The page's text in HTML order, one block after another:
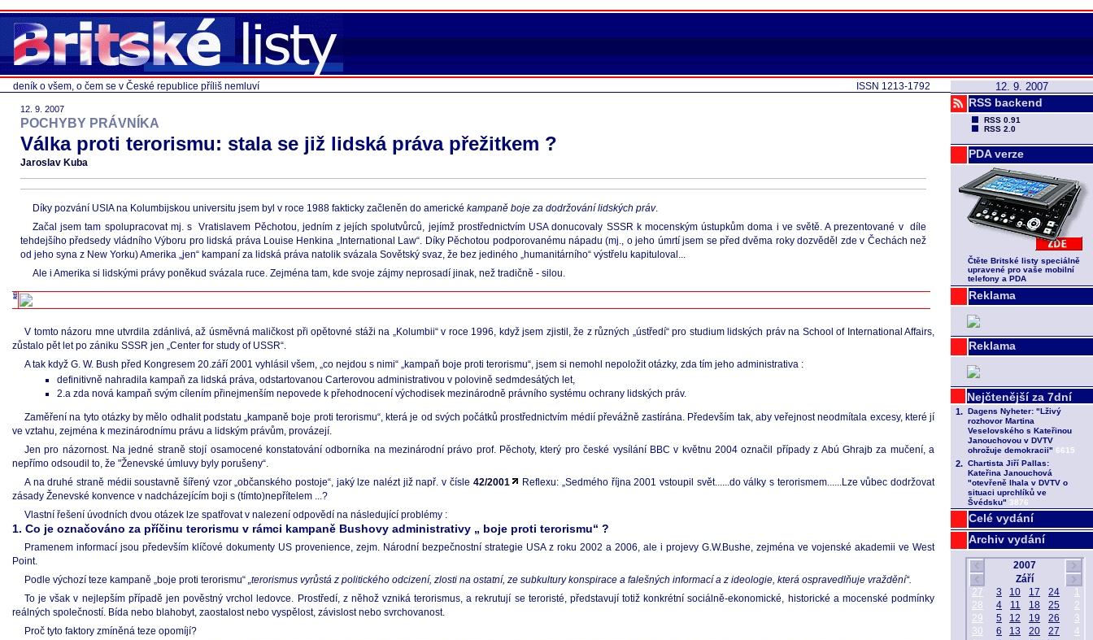
12. 9. 2007
RSS backend
RSS 0.91
RSS 2.0
PDA verze
Čtěte Britské listy speciálně
upravené pro vaše mobilní
telefony a PDA
Reklama
Reklama
Celé vydání
Archiv vydání
ISSN 1213-1792
deník o všem, o čem se v České republice příliš nemluví
12. 9. 2007
POCHYBY PRÁVNÍKA
Válka proti terorismu: stala se již lidská práva přežitkem ?
Jaroslav Kuba
Díky pozvání USIA na Kolumbijskou universitu jsem byl v roce 1988 fakticky začleněn do americké kampaně boje za dodržování lidských práv.
Začal jsem tam spolupracovat mj. s Vratislavem Pěchotou, jedním z jejích spolutvůrců, jejímž prostřednictvím USA donucovaly SSSR k mocenským ústupkům doma i ve světě. A prezentované v díle
tehdejšího předsedy vládního Výboru pro lidská práva Louise Henkina „International Law“. Díky Pěchotou podporovanému nápadu (mj., o jeho úmrtí jsem se před dvěma roky dozvěděl zde v Čechách než
od jeho syna z New Yorku) Amerika „jen“ kampaní za lidská práva natolik svázala Sovětský svaz, že bez jediného „humanitárního“ výstřelu kapituloval...
Ale i Amerika si lidskými právy poněkud svázala ruce. Zejména tam, kde svoje zájmy neprosadí jinak, než tradičně - silou.
V tomto názoru mne utvrdila zdánlivá, až úsměvná maličkost při opětovné stáži na „Kolumbii“ v roce 1996, když jsem zjistil, že z různých „ústředí“ pro studium lidských práv na School of International Affairs,
zůstalo pět let po zániku SSSR jen „Center for study of USSR“.
A tak když G. W. Bush před Kongresem 20.září 2001 vyhlásil všem, „co nejdou s nimi“ „kampaň boje proti terorismu“, jsem si nemohl nepoložit otázky, zda tím jeho administrativa :
definitivně nahradila kampaň za lidská práva, odstartovanou Carterovou administrativou v polovině sedmdesátých let,
2.a zda nová kampaň svým cílením přinejmenším nepovede k přehodnocení východisek mezinárodně právního systému ochrany lidských práv.
Zaměření na tyto otázky by mělo odhalit podstatu „kampaně boje proti terorismu“, která je od svých počátků prostřednictvím médií převážně zastírána. Především tak, aby veřejnost neodmítala excesy, které jí
ve vztahu, zejména k mezinárodnímu právu a lidským právům, provázejí.
Jen pro názornost. Na jedné straně stojí osamocené konstatování odborníka na mezinárodní právo prof. Pěchoty, který pro české vysílání BBC v květnu 2004 označil případy z Abú Ghrajb za mučení, a
nepřímo odsoudil to, že "Ženevské úmluvy byly porušeny“.
A na druhé straně médii soustavně šířený vzor „občanského postoje“, jaký lze nalézt již např. v čísle 42/2001
Reflexu: „Sedmého října 2001 vstoupil svět......do války s terorismem......Lze vůbec dodržovat
zásady Ženevské konvence v nadcházejícím boji s (tímto)nepřítelem ...?
Vlastní řešení úvodních dvou otázek lze spatřovat v nalezení odpovědí na následující problémy :
1. Co je označováno za příčinu terorismu v rámci kampaně Bushovy administrativy „ boje proti terorismu“ ?
Pramenem informací jsou především klíčové dokumenty US provenience, zejm. Národní bezpečnostní strategie USA z roku 2002 a 2006, ale i projevy G.W.Bushe, zejména ve vojenské akademii ve West
Point.
Podle výchozí teze kampaně „boje proti terorismu“ „terorismus vyrůstá z politického odcizení, zlosti na ostatní, ze subkultury konspirace a falešných informací a z ideologie, která ospravedlňuje vraždění“.
To je však v nejlepším případě jen pověstný vrchol ledovce. Prostředí, z něhož vzniká terorismus, a rekrutují se teroristé, představují totiž konkrétní sociálně-ekonomické, historické a mocenské podmínky
reálných společností. Bída nebo blahobyt, zaostalost nebo vyspělost, závislost nebo svrchovanost.
Proč tyto faktory zmíněná teze opomíjí?